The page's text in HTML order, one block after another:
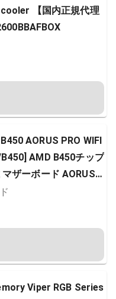
【国内正規代理
AORUS PRO WIFI
AMD B450チップ
ザーボード AORUS
Viper RGB Series